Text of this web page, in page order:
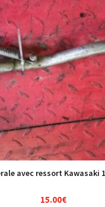
avec ressort Kawasaki
15.00€